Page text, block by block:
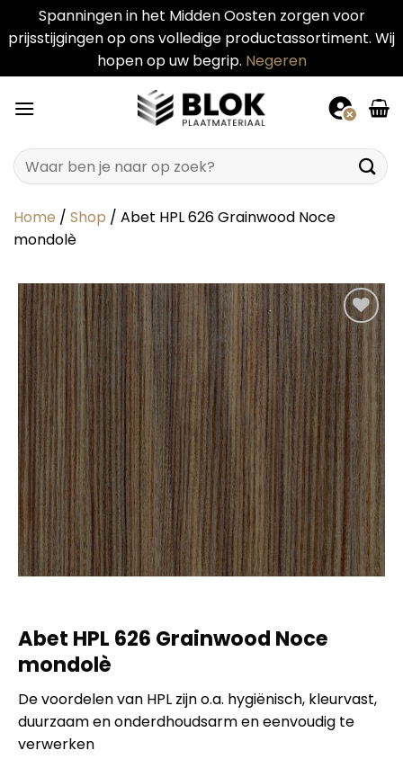
Spanningen in het Midden Oosten zorgen voor
prijsstijgingen op ons volledige productassortiment. Wij
hopen op uw begrip. Negeren
naar
Zoeken
naar:
Home / Shop / Abet HPL 626 Grainwood Noce
mondolè
Abet HPL 626 Grainwood Noce
mondolè
De voordelen van HPL zijn o.a. hygiënisch, kleurvast,
duurzaam en onderdhoudsarm en eenvoudig te
verwerken